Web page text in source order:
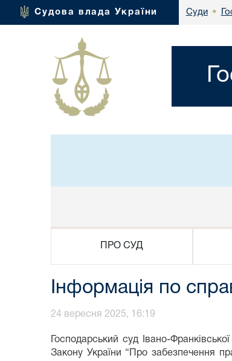
Судова влада України Суди •
ПРО СУД
Інформація по
24 вересня 2025, 16:19
Господарський суд Івано-
Закону України “Про забезпечення